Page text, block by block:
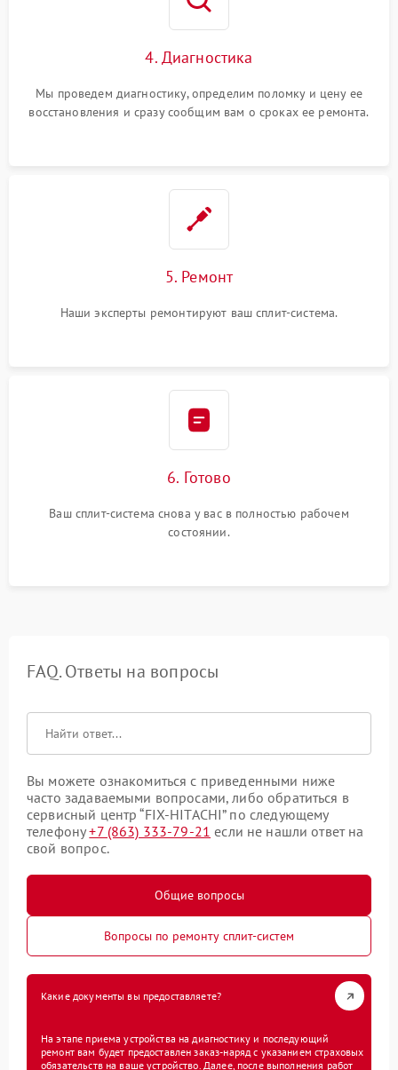
4. Диагностика
Мы проведем диагностику, определим поломку и цену ее
восстановления и сразу сообщим вам о сроках ее ремонта.
5. Ремонт
Наши эксперты ремонтируют ваш сплит-система.
6. Готово
Ваш сплит-система снова у вас в полностью рабочем
состоянии.
FAQ. Ответы на вопросы
Вы можете ознакомиться с приведенными ниже
часто задаваемыми вопросами, либо обратиться в
сервисный центр “FIX-HITACHI” по следующему
телефону+7 (863) 333-79-21 если не нашли ответ на
свой вопрос.
Общие вопросы
Вопросы по ремонту сплит-систем
Какие документы вы предоставляете?
На этапе приема устройства на диагностику и последующий
ремонт вам будет предоставлен заказ-наряд с указанием страховых
обязательств на ваше устройство. Далее, после выполнения работ